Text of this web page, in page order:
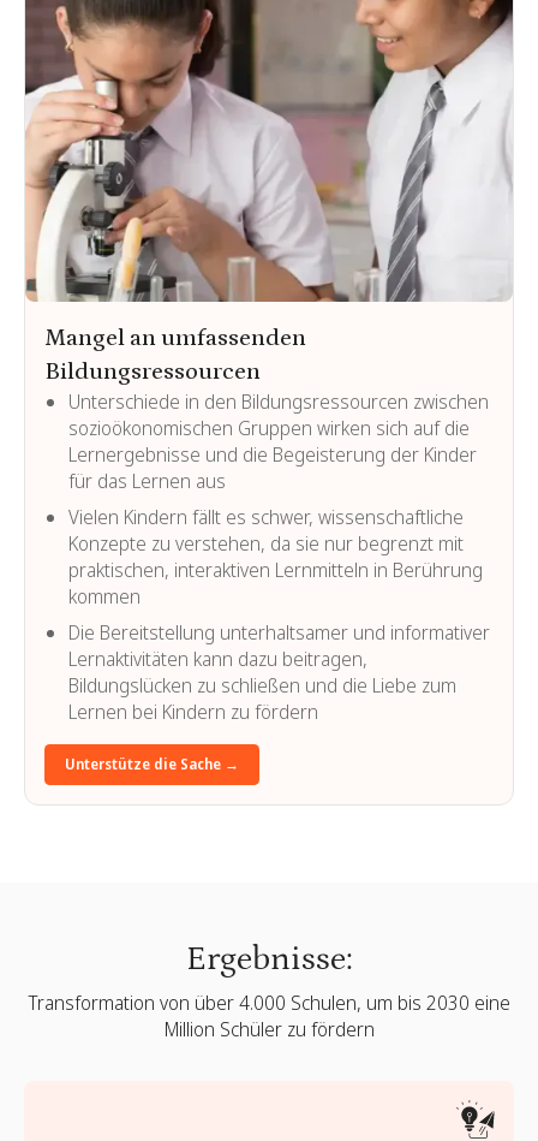
Mangel an umfassenden
Bildungsressourcen
Unterschiede in den Bildungsressourcen zwischen
sozioökonomischen Gruppen wirken sich auf die
Lernergebnisse und die Begeisterung der Kinder
für das Lernen aus
Vielen Kindern fällt es schwer, wissenschaftliche
Konzepte zu verstehen, da sie nur begrenzt mit
praktischen, interaktiven Lernmitteln in Berührung
kommen
Die Bereitstellung unterhaltsamer und informativer
Lernaktivitäten kann dazu beitragen,
Bildungslücken zu schließen und die Liebe zum
Lernen bei Kindern zu fördern
Unterstütze die Sache →
Ergebnisse:
Transformation von über 4.000 Schulen, um bis 2030 eine
Million Schüler zu fördern